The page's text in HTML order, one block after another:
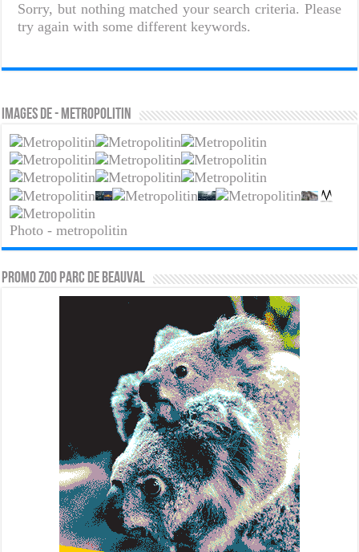
Sorry, but nothing matched your search criteria. Please
try again with some different keywords.
Images de - metropolitin
Photo - metropolitin
PROMO ZOO PARC DE BEAUVAL